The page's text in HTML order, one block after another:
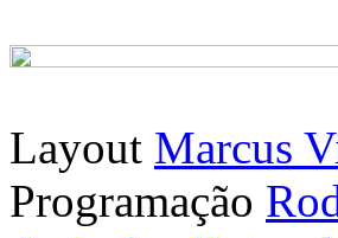
Layout Marcus
Programação